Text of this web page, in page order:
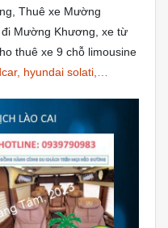
Thuê xe Mường
Mường Khương, xe từ
thuê xe 9 chỗ limousine
hyundai solati,…